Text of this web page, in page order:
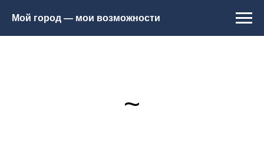
Мой город — мои возможности
~